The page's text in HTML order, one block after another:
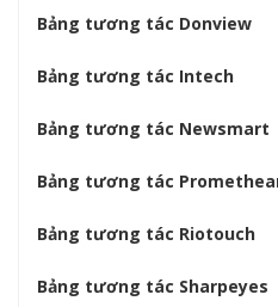
Bảng tương tác Donview
Bảng tương tác Intech
Bảng tương tác Newsmart
Bảng tương tác
Bảng tương tác Riotouch
Bảng tương tác Sharpeyes